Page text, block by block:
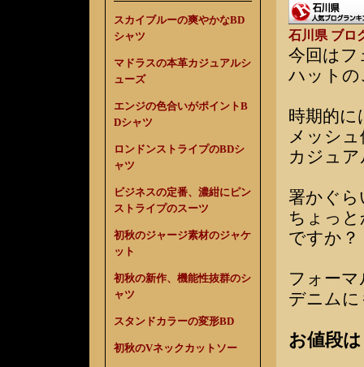
スカイブルーの爽やかなBD
シャツ
マドラスの本革カジュアルシ
ューズ
エンジの色合いがポイントB
Dシャツ
ロンドンストライプのBDシ
ャツ
ビジネスの定番、濃紺にピン
ストライプのスーツ
初秋のジャージ素材のジャケ
ット
初秋の新作、機能性抜群のシ
ャツ
スタンドカラーの変形BD
初秋のVネックカットソー
石川県 ブロ
今回は
ハットの
時期的
メッシ
カジュ
署かぐ
ちょっ
ですか？
フォー
デニム
お値段